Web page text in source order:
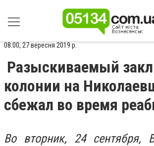
08:00, 27 вересня 2019 р.
Разыскиваемый
колонии на
сбежал во время
Во вторник, 24 сентября,